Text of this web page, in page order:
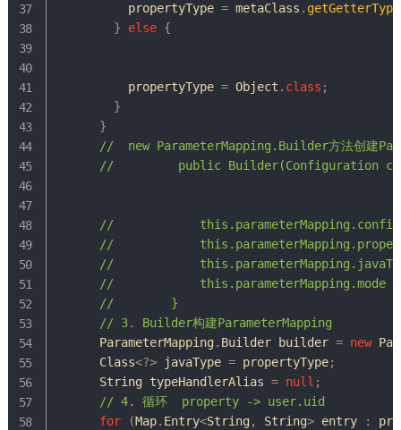
          propertyType
= metaClass . getGetterType
}
else {
          propertyType
= Object . class ;
}
}
//  new ParameterMapping.Builder方法创建
//         public Builder(Configuration
//
//
//
//            this.parameterMapping.mode =
//        }
// 3. Builder构建ParameterMapping
ParameterMapping. Builder builder = new
Class<?> javaType = propertyType;
String typeHandlerAlias = null ;
// 4. 循环  property -> user.uid
for
(Map. Entry<String, String> entry :